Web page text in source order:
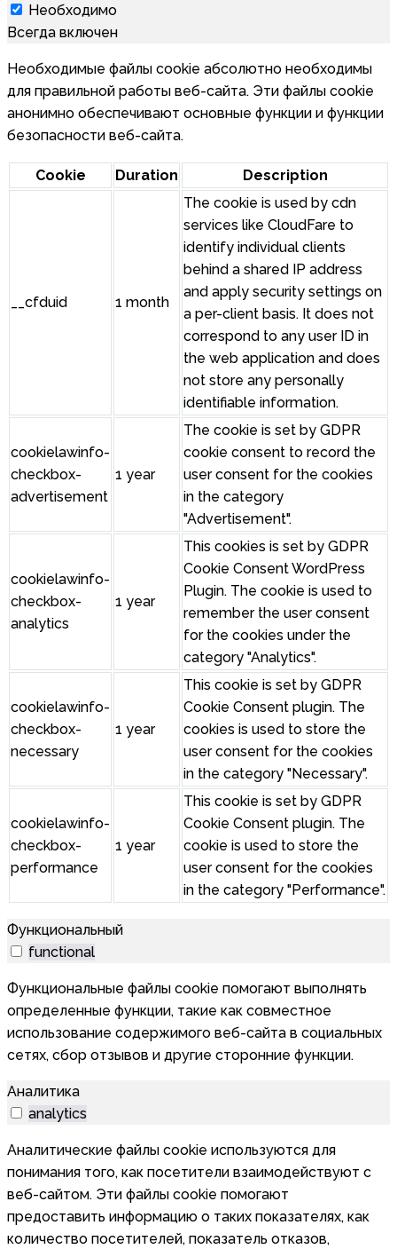
Необходимо
Всегда включен
Необходимые файлы cookie абсолютно необходимы
для правильной работы веб-сайта. Эти файлы cookie
анонимно обеспечивают основные функции и функции
безопасности веб-сайта.
Cookie Duration Description
__cfduid 1 month
The cookie is used by cdn
services like CloudFare to
identify individual clients
behind a shared IP address
and apply security settings on
a per-client basis. It does not
correspond to any user ID in
the web application and does
not store any personally
identifiable information.
cookielawinfo-
checkbox-
advertisement
1 year
The cookie is set by GDPR
cookie consent to record the
user consent for the cookies
in the category
"Advertisement".
cookielawinfo-
checkbox-
analytics
1 year
This cookies is set by GDPR
Cookie Consent WordPress
Plugin. The cookie is used to
remember the user consent
for the cookies under the
category "Analytics".
cookielawinfo-
checkbox-
necessary
1 year
This cookie is set by GDPR
Cookie Consent plugin. The
cookies is used to store the
user consent for the cookies
in the category "Necessary".
cookielawinfo-
checkbox-
performance
1 year
This cookie is set by GDPR
Cookie Consent plugin. The
cookie is used to store the
user consent for the cookies
in the category "Performance".
Функциональный
functional
Функциональные файлы cookie помогают выполнять
определенные функции, такие как совместное
использование содержимого веб-сайта в социальных
сетях, сбор отзывов и другие сторонние функции.
Аналитика
analytics
Аналитические файлы cookie используются для
понимания того, как посетители взаимодействуют с
веб-сайтом. Эти файлы cookie помогают
предоставить информацию о таких показателях, как
количество посетителей, показатель отказов,